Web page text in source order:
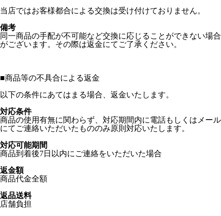
当店ではお客様都合による交換は受け付けておりません。
備考
同一商品の手配が不可能など交換に応じることができない場合
がございます。その際は返金にてご了承ください。
■商品等の不具合による返金
以下の条件にあてはまる場合、返金いたします。
対応条件
商品の使用有無に関わらず、対応期間内に電話もしくはメール
にてご連絡いただいたもののみ原則対応いたします。
対応可能期間
商品到着後7日以内にご連絡をいただいた場合
返金額
商品代金全額
返品送料
店舗負担